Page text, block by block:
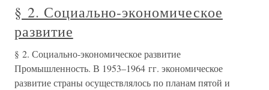
§ 2. Социально-экономическое
развитие
§ 2. Социально-экономическое развитие
Промышленность. В 1953–1964 гг. экономическое
развитие страны осуществлялось по планам пятой и